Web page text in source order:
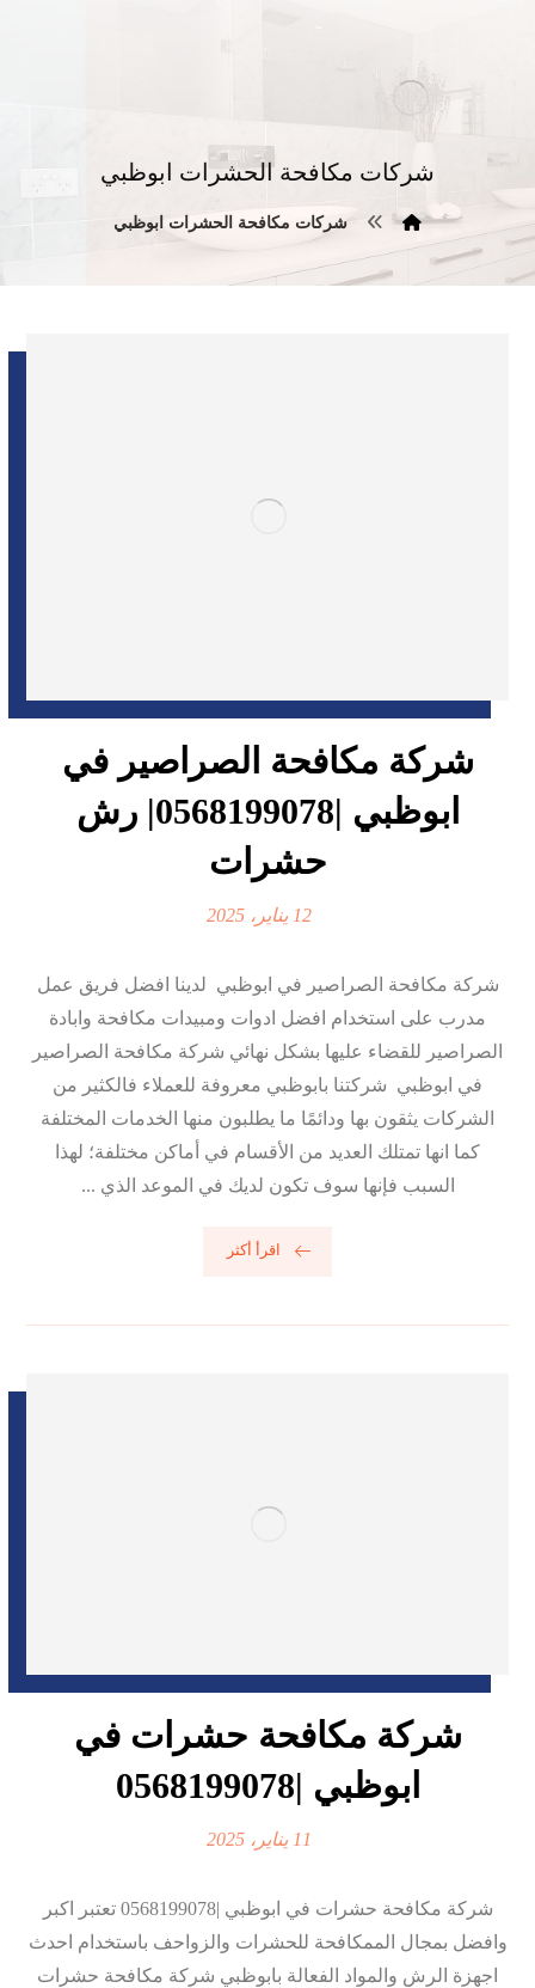
شركات مكافحة الحشرات ابوظبي
شركات مكافحة الحشرات ابوظبي
شركة مكافحة الصراصير في
ابوظبي |0568199078| رش
حشرات
12 يناير، 2025
شركة مكافحة الصراصير في ابوظبي لدينا افضل فريق عمل
مدرب على استخدام افضل ادوات ومبيدات مكافحة وابادة
الصراصير للقضاء عليها بشكل نهائي شركة مكافحة الصراصير
في ابوظبي شركتنا بابوظبي معروفة للعملاء فالكثير من
الشركات يثقون بها ودائمًا ما يطلبون منها الخدمات المختلفة
كما انها تمتلك العديد من الأقسام في أماكن مختلفة؛ لهذا
السبب فإنها سوف تكون لديك في الموعد الذي ...
اقرأ أكثر
شركة مكافحة حشرات في
ابوظبي |0568199078
11 يناير، 2025
شركة مكافحة حشرات في ابوظبي |0568199078 تعتبر اكبر
وافضل بمجال الممكافحة للحشرات والزواحف باستخدام احدث
اجهزة الرش والمواد الفعالة بابوظبي شركة مكافحة حشرات